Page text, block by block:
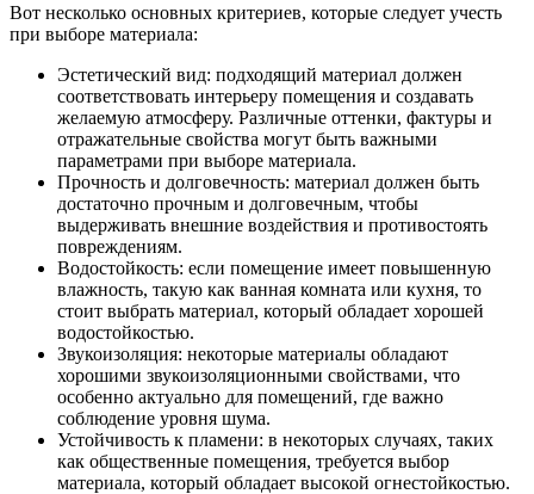
Вот несколько основных критериев, которые следует учесть
при выборе материала:
Эстетический вид: подходящий материал должен
соответствовать интерьеру помещения и создавать
желаемую атмосферу. Различные оттенки, фактуры и
отражательные свойства могут быть важными
параметрами при выборе материала.
Прочность и долговечность: материал должен быть
достаточно прочным и долговечным, чтобы
выдерживать внешние воздействия и противостоять
повреждениям.
Водостойкость: если помещение имеет повышенную
влажность, такую как ванная комната или кухня, то
стоит выбрать материал, который обладает хорошей
водостойкостью.
Звукоизоляция: некоторые материалы обладают
хорошими звукоизоляционными свойствами, что
особенно актуально для помещений, где важно
соблюдение уровня шума.
Устойчивость к пламени: в некоторых случаях, таких
как общественные помещения, требуется выбор
материала, который обладает высокой огнестойкостью.